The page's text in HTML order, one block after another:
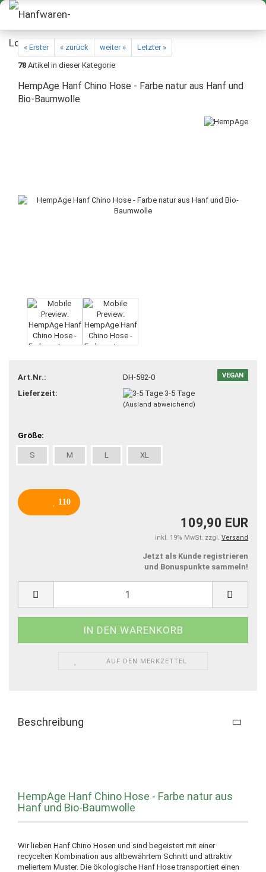
« Erster « zurück weiter »
Letzter »
78 Artikel in dieser Kategorie
HempAge Hanf Chino Hose - Farbe natur aus Hanf und
Bio-Baumwolle
VEGAN
Art.Nr.:
DH-582-0
Lieferzeit:
3-5 Tage
(Ausland abweichend)
Größe:
S M L XL
110
109,90 EUR
inkl. 19% MwSt. zzgl. Versand
Jetzt als Kunde registrieren
und Bonuspunkte sammeln!
AUF DEN MERKZETTEL
Beschreibung
HempAge Hanf Chino Hose - Farbe natur aus
Hanf und Bio-Baumwolle
Wir lieben Hanf Chino Hosen und sind begeistert mit einer
recycelten Kombination aus altbewährtem Schnitt und attraktiv
meliertem Muster. Die ökologische Hanf Hose transportiert einen